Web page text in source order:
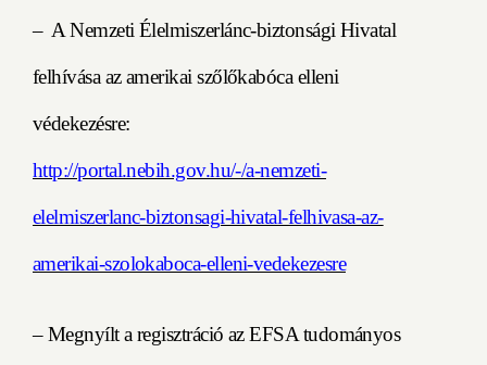
– A Nemzeti Élelmiszerlánc-biztonsági Hivatal
felhívása az amerikai szőlőkabóca elleni
védekezésre:
http://portal.nebih.gov.hu/-/a-nemzeti-
elelmiszerlanc-biztonsagi-hivatal-felhivasa-az-
amerikai-szolokaboca-elleni-vedekezesre
– Megnyílt a regisztráció az EFSA tudományos